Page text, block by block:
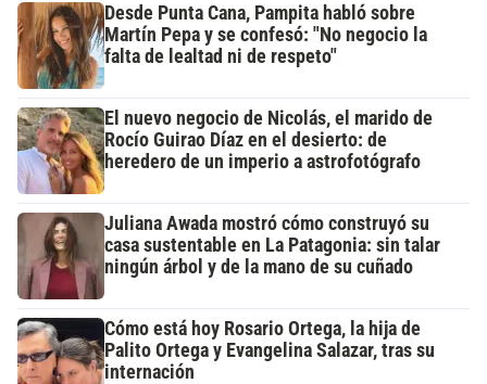
Desde Punta Cana, Pampita habló sobre
Martín Pepa y se confesó: "No negocio la
falta de lealtad ni de respeto"
El nuevo negocio de Nicolás, el marido de
Rocío Guirao Díaz en el desierto: de
heredero de un imperio a astrofotógrafo
Juliana Awada mostró cómo construyó su
casa sustentable en La Patagonia: sin talar
ningún árbol y de la mano de su cuñado
Cómo está hoy Rosario Ortega, la hija de
Palito Ortega y Evangelina Salazar, tras su
internación